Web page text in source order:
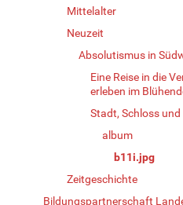
Mittelalter
Neuzeit
Absolutismus in
Eine Reise in die
erleben im
Stadt, Schloss
album
b11i.jpg
Zeitgeschichte
Bildungspartnerschaft